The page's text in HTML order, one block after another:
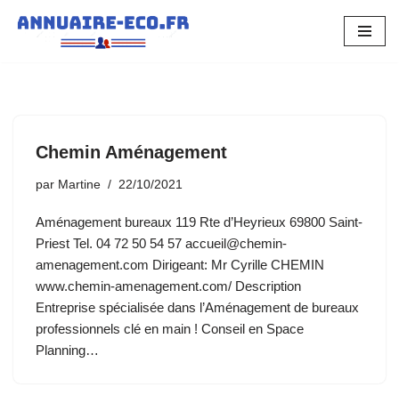
Chemin Aménagement
par Martine 22/10/2021
Aménagement bureaux 119 Rte d’Heyrieux 69800 Saint-
Priest Tel. 04 72 50 54 57 accueil@chemin-
amenagement.com Dirigeant: Mr Cyrille CHEMIN
www.chemin-amenagement.com/ Description
Entreprise spécialisée dans l’Aménagement de bureaux
professionnels clé en main ! Conseil en Space
Planning…